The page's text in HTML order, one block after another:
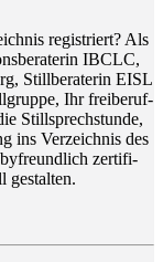
regis­triert? Als
IBCLC,
Still­be­ra­te­rin EISL
Ihr frei­be­ruf­
Still­sprech­stun­de,
ins Ver­zeich­nis des
zer­ti­fi­
gestalten.